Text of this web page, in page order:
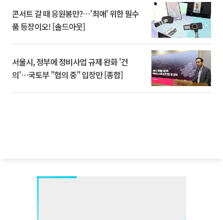
콘서트 갈 때 응원봉만?⋯'최애' 위한 필수
품 등장이오! [솔드아웃]
서울시, 정부에 정비사업 규제 완화 '건
의'⋯국토부 "협의 중" 입장만 [종합]